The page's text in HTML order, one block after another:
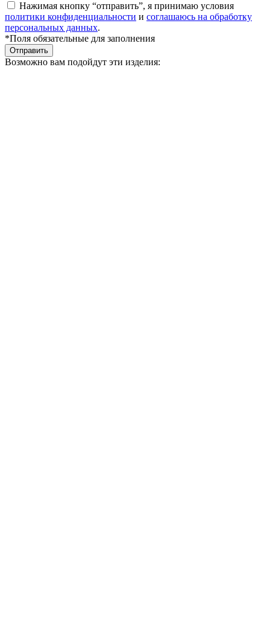
Нажимая кнопку “отправить”, я принимаю условия
политики конфиденциальности и соглашаюсь на обработку
персональных данных.
*Поля обязательные для заполнения
Отправить
Возможно вам подойдут эти изделия: